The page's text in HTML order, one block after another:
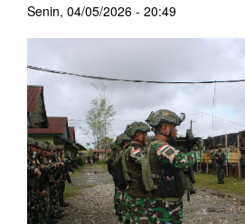
Senin, 04/05/2026 - 20:49